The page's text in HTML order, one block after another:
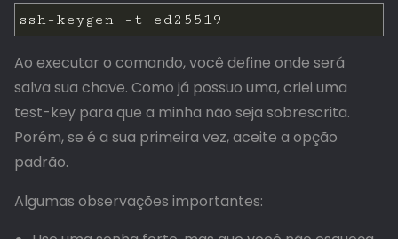
Ao executar o comando, você define onde será
salva sua chave. Como já possuo uma, criei uma
test-key para que a minha não seja sobrescrita.
Porém, se é a sua primeira vez, aceite a opção
padrão.
Algumas observações importantes: